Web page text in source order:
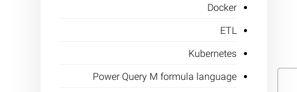
Docker
ETL
Kubernetes
Power Query M formula language